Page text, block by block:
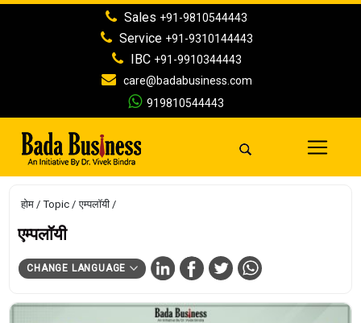
Sales +91-9810544443
Service +91-9310144443
IBC +91-9910344443
care@badabusiness.com
919810544443
होम Topic एम्पलॉयी
एम्पलॉयी
CHANGE LANGUAGE